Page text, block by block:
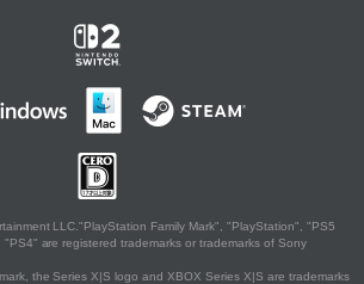
LLC."PlayStation Family Mark", "PlayStation", "PS5
are registered trademarks or trademarks of Sony
the Series X|S logo and XBOX Series X|S are trademarks